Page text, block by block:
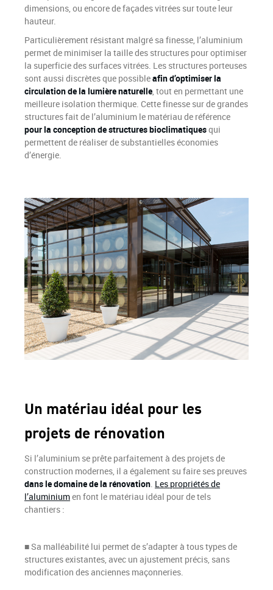
dimensions, ou encore de façades vitrées sur toute leur
hauteur.
Particulièrement résistant malgré sa finesse, l’aluminium
permet de minimiser la taille des structures pour optimiser
la superficie des surfaces vitrées. Les structures porteuses
sont aussi discrètes que possibleafin d’optimiser la
circulation de la lumière naturelle, tout en permettant une
meilleure isolation thermique. Cette finesse sur de grandes
structures fait de l’aluminium le matériau de référence
pour la conception de structures bioclimatiquesqui
permettent de réaliser de substantielles économies
d’énergie.
Un matériau idéal pour les
projets de rénovation
Si l’aluminium se prête parfaitement à des projets de
construction modernes, il a également su faire ses preuves
dans le domaine de la rénovation. Les propriétés de
l’aluminiumen font le matériau idéal pour de tels
chantiers :
■ Sa malléabilité lui permet de s’adapter à tous types de
structures existantes, avec un ajustement précis, sans
modification des anciennes maçonneries.